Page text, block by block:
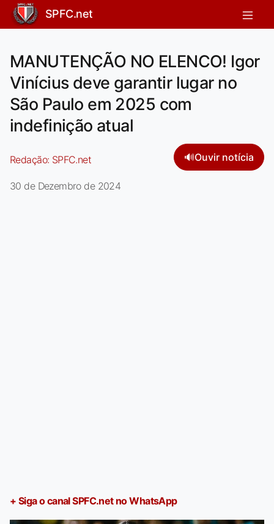
SPFC.net
MANUTENÇÃO NO ELENCO! Igor
Vinícius deve garantir lugar no
São Paulo em 2025 com
indefinição atual
Redação: SPFC.net 🔊Ouvir notícia
30 de Dezembro de 2024
+ Siga o canal SPFC.net no WhatsApp